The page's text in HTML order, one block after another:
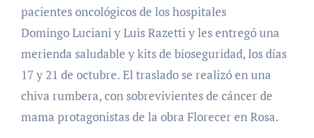
pacientes oncológicos de los hospitales
Domingo Luciani y Luis Razetti y les entregó una
merienda saludable y kits de bioseguridad, los días
17 y 21 de octubre. El traslado se realizó en una
chiva rumbera, con sobrevivientes de cáncer de
mama protagonistas de la obra Florecer en Rosa.